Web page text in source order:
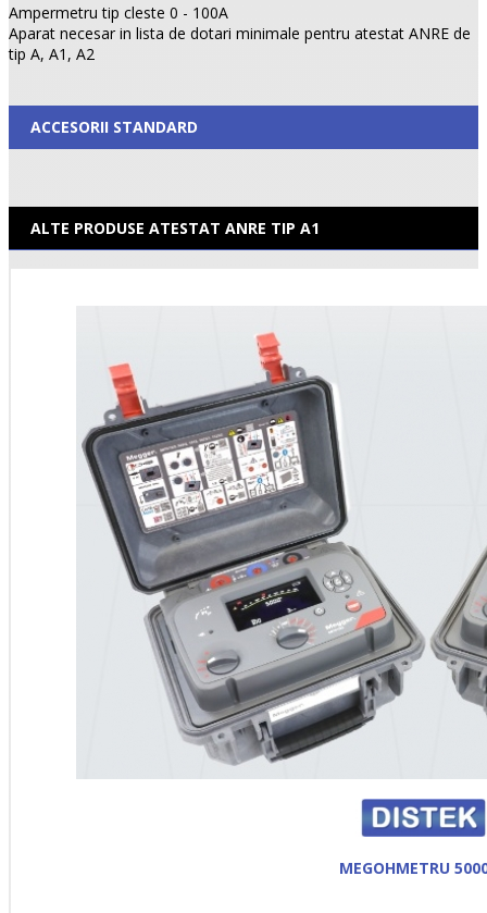
Ampermetru tip cleste 0 - 100A
Aparat necesar in lista de dotari minimale pentru atestat ANRE de
tip A, A1, A2
ACCESORII STANDARD
ALTE PRODUSE ATESTAT ANRE TIP A1
MEGOHMETRU